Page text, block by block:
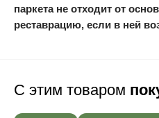
паркета не отходит от
реставрацию, если в ней
С этим товаром